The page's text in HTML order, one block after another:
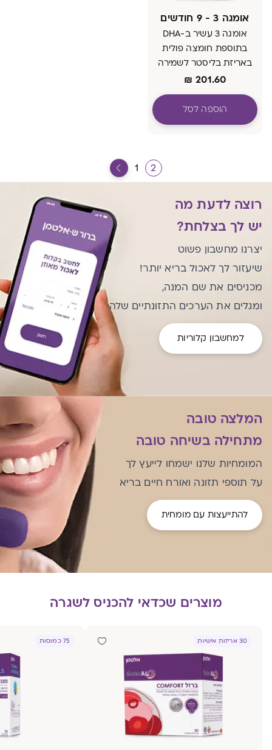
אומגה 3 - 9 חודשים
אומגה 3 עשיר ב-DHA
בתוספת חומצה פולית
באריזת בליסטר לשמירה
על איכות וטריות
₪ 201.60
הוספה לסל
1 2
רוצה לדעת מה
יש לך בצלחת?
יצרנו מחשבון פשוט
שיעזור לך לאכול בריא יותר!
מכניסים את שם המנה,
ומגלים את הערכים התזונתיים שלה
למחשבון קלוריות
המלצה טובה
מתחילה בשיחה טובה
המומחיות שלנו ישמחו לייעץ לך
על תוספי תזונה ואורח חיים בריא
להתייעצות עם מומחית
מוצרים שכדאי להכניס לשגרה
30 אריזות אישיות 75 כמוסות